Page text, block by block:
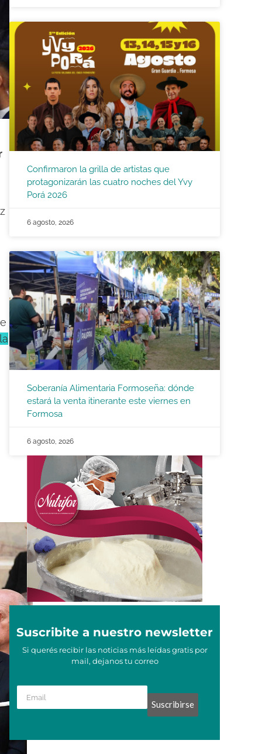
Confirmaron la grilla de artistas que
protagonizarán las cuatro noches del Yvy
Porá 2026
6 agosto, 2026
Soberanía Alimentaria Formoseña: dónde
estará la venta itinerante este viernes en
Formosa
6 agosto, 2026
Suscribite a nuestro newsletter
Si querés recibir las noticias más leídas gratis por
mail, dejanos tu correo
Suscribirse